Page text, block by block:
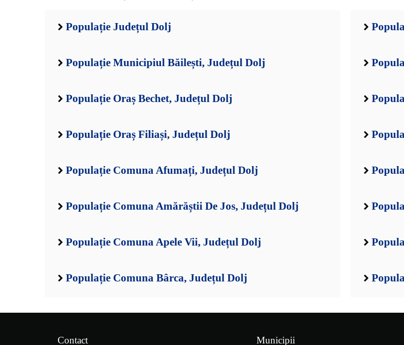
Populație Județul Dolj
Populație Municipiul Băilești, Județul Dolj
Populație Oraș Bechet, Județul Dolj
Populație Oraș Filiași, Județul Dolj
Populație Comuna Afumați, Județul Dolj
Populație Comuna Amărăștii De Jos, Județul Dolj
Populație Comuna Apele Vii, Județul Dolj
Populație Comuna Bârca, Județul Dolj
Contact Municipii